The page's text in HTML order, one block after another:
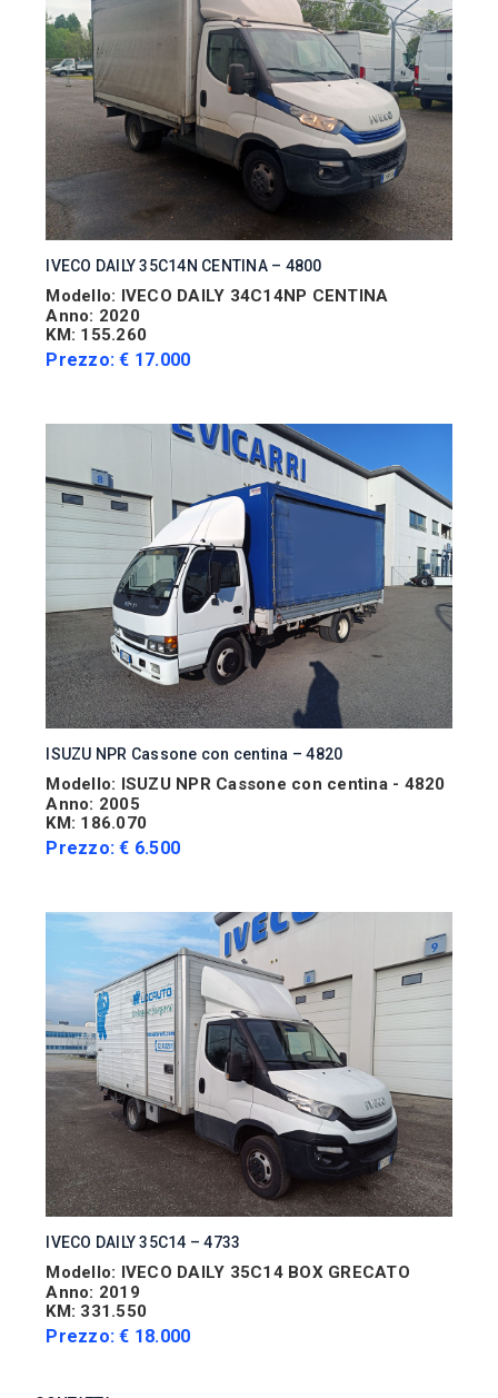
IVECO DAILY 35C14N CENTINA – 4800
Modello: IVECO DAILY 34C14NP CENTINA
Anno: 2020
KM: 155.260
Prezzo: € 17.000
ISUZU NPR Cassone con centina – 4820
Modello: ISUZU NPR Cassone con centina - 4820
Anno: 2005
KM: 186.070
Prezzo: € 6.500
IVECO DAILY 35C14 – 4733
Modello: IVECO DAILY 35C14 BOX GRECATO
Anno: 2019
KM: 331.550
Prezzo: € 18.000